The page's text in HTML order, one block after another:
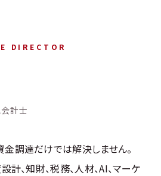
DIRECTOR
計士
調達だけでは解決しません。
計、知財、税務、人材、AI、マーケ